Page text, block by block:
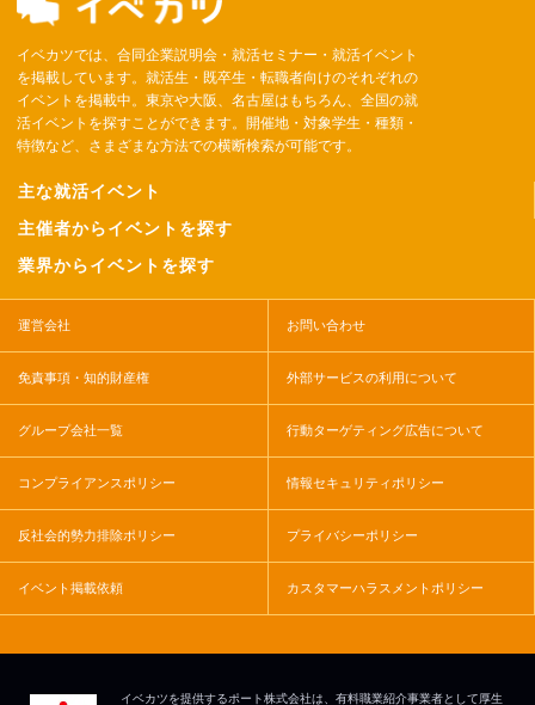
イベカツでは、合同企業説明会・就活セミナー・就活イベント
を掲載しています。就活生・既卒生・転職者向けのそれぞれの
イベントを掲載中。東京や大阪、名古屋はもちろん、全国の就
活イベントを探すことができます。開催地・対象学生・種類・
特徴など、さまざまな方法での横断検索が可能です。
主な就活イベント
主催者からイベントを探す
業界からイベントを探す
運営会社 お問い合わせ
免責事項・知的財産権 外部サービスの利用について
グループ会社一覧 行動ターゲティング広告について
コンプライアンスポリシー 情報セキュリティポリシー
反社会的勢力排除ポリシー プライバシーポリシー
イベント掲載依頼 カスタマーハラスメントポリシー